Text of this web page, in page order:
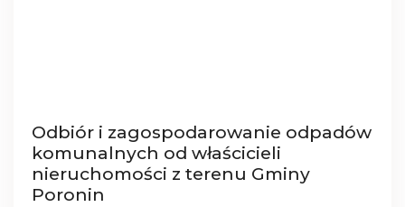
Odbiór i zagospodarowanie odpadów
komunalnych od właścicieli
nieruchomości z terenu Gminy
Poronin